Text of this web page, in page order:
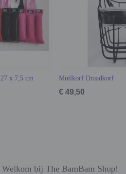
x 7,5 cm Muilkorf Draadkorf
€ 49,50
Welkom bij The BamBam Shop!